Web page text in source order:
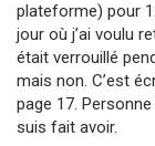
plateforme) pour
jour où j’ai voulu
était verrouillé
mais non. C’est
page 17.
suis fait avoir.